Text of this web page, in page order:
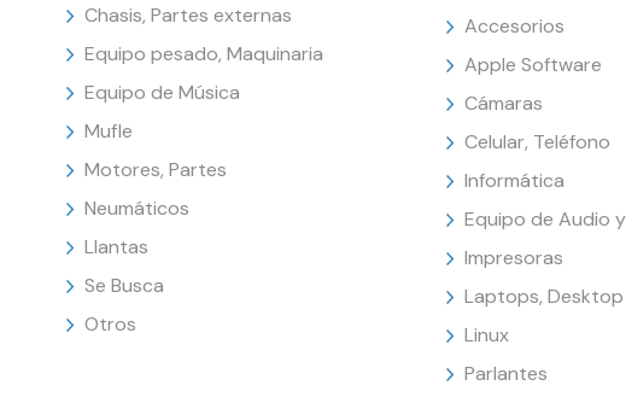
Chasis, Partes externas
Equipo pesado, Maquinaria
Equipo de Música
Mufle
Motores, Partes
Neumáticos
Llantas
Se Busca
Otros
Accesorios
Apple Software
Cámaras
Celular, Teléfono
Informática
Equipo de Audio
Impresoras
Laptops, Desktop
Linux
Parlantes